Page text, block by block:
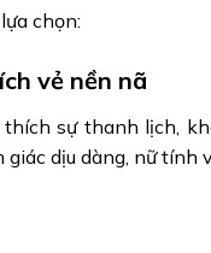
chọn:
vẻ nền nã
sự thanh lịch,
dịu dàng, nữ tính